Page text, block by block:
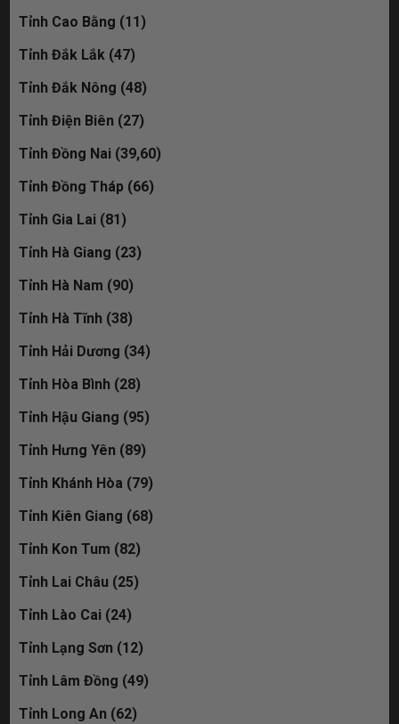
Tỉnh Cao Bằng (11)
Tỉnh Đắk Lắk (47)
Tỉnh Đắk Nông (48)
Tỉnh Điện Biên (27)
Tỉnh Đồng Nai (39,60)
Tỉnh Đồng Tháp (66)
Tỉnh Gia Lai (81)
Tỉnh Hà Giang (23)
Tỉnh Hà Nam (90)
Tỉnh Hà Tĩnh (38)
Tỉnh Hải Dương (34)
Tỉnh Hòa Bình (28)
Tỉnh Hậu Giang (95)
Tỉnh Hưng Yên (89)
Tỉnh Khánh Hòa (79)
Tỉnh Kiên Giang (68)
Tỉnh Kon Tum (82)
Tỉnh Lai Châu (25)
Tỉnh Lào Cai (24)
Tỉnh Lạng Sơn (12)
Tỉnh Lâm Đồng (49)
Tỉnh Long An (62)